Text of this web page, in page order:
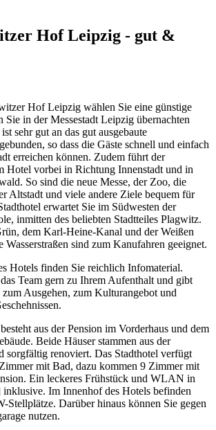
Hof Leipzig - gut &
Hof Leipzig wählen Sie eine günstige
Sie in der Messestadt Leipzig übernachten
sehr gut an das gut ausgebaute
so dass die Gäste schnell und einfach
erreichen können. Zudem führt der
Hotel vorbei in Richtung Innenstadt und in
So sind die neue Messe, der Zoo, die
Altstadt und viele andere Ziele bequem für
erwartet Sie im Südwesten der
inmitten des beliebten Stadtteiles Plagwitz.
dem Karl-Heine-Kanal und der Weißen
Wasserstraßen sind zum Kanufahren geeignet.
Hotels finden Sie reichlich Infomaterial.
Team gern zu Ihrem Aufenthalt und gibt
Ausgehen, zum Kulturangebot und
aus der Pension im Vorderhaus und dem
Beide Häuser stammen aus der
sorgfältig renoviert. Das Stadthotel verfügt
mit Bad, dazu kommen 9 Zimmer mit
Ein leckeres Frühstück und WLAN in
inklusive. Im Innenhof des Hotels befinden
Stellplätze. Darüber hinaus können Sie gegen
nutzen.